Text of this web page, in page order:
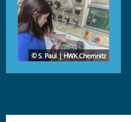
© S. Paul | HWK Chemnitz